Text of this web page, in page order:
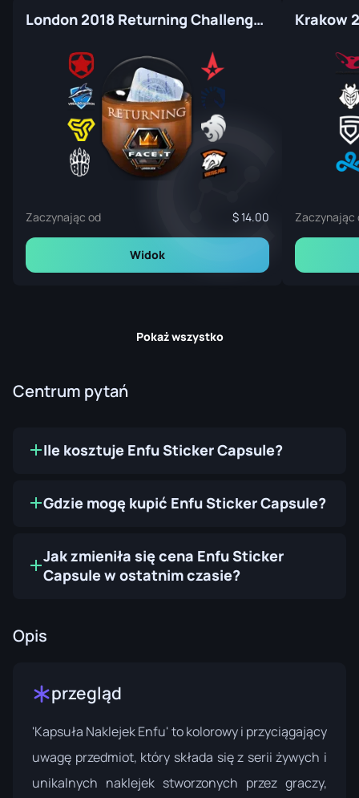
London 2018 Returning Challengers (Holo-Foil)
Zaczynając od 14.00
Widok
Zaczynając
Pokaż wszystko
Centrum pytań
Ile kosztuje Enfu Sticker Capsule?
Gdzie mogę kupić Enfu Sticker Capsule?
Jak zmieniła się cena Enfu Sticker
Capsule w ostatnim czasie?
Opis
przegląd
'Kapsuła Naklejek Enfu' to kolorowy i przyciągający
uwagę przedmiot, który składa się z serii żywych i
unikalnych naklejek stworzonych przez graczy,